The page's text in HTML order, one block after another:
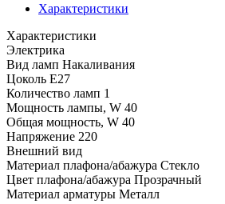
Характеристики
Характеристики
Электрика
Вид ламп Накаливания
Цоколь E27
Количество ламп 1
Мощность лампы, W 40
Общая мощность, W 40
Напряжение 220
Внешний вид
Материал плафона/абажура Стекло
Цвет плафона/абажура Прозрачный
Материал арматуры Металл